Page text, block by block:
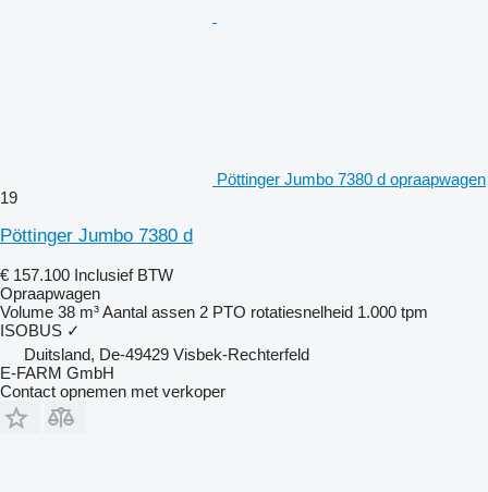
Pöttinger Jumbo 7380 d opraapwagen
19
Pöttinger Jumbo 7380 d
€ 157.100 Inclusief BTW
Opraapwagen
Volume 38 m³Aantal assen 2 PTO rotatiesnelheid 1.000 tpm
ISOBUS ✓
Duitsland, De-49429 Visbek-Rechterfeld
E-FARM GmbH
Contact opnemen met verkoper